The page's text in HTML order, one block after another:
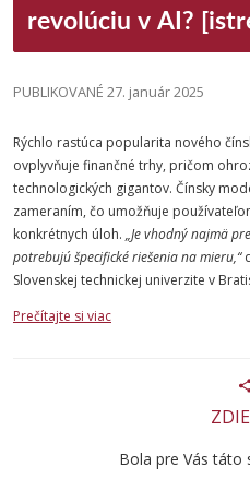
revolúciu v AI?
PUBLIKOVANÉ 27. január 2025
Rýchlo rastúca popularita nového
ovplyvňuje finančné trhy, pričom
technologických gigantov. Čínsky
zameraním, čo umožňuje
konkrétnych úloh. „Je vhodný najmä
potrebujú špecifické riešenia na mieru,“
Slovenskej technickej univerzite v
Prečítajte si viac
Bola pre Vás táto